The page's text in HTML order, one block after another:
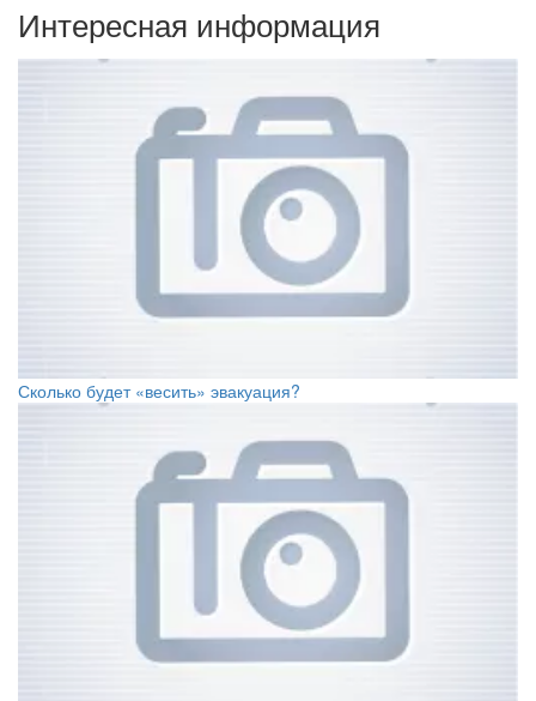
Интересная информация
Сколько будет «весить» эвакуация?